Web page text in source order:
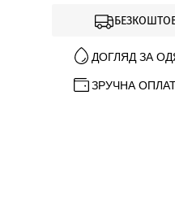
ДОГЛЯД ЗА
ЗРУЧНА